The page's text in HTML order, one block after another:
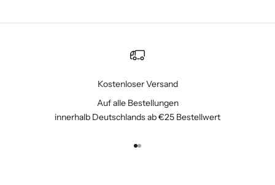
Kostenloser Versand
Auf alle Bestellungen
innerhalb Deutschlands ab €25 Bestellwert
Gehe zu Element 1
Gehe zu Element 2